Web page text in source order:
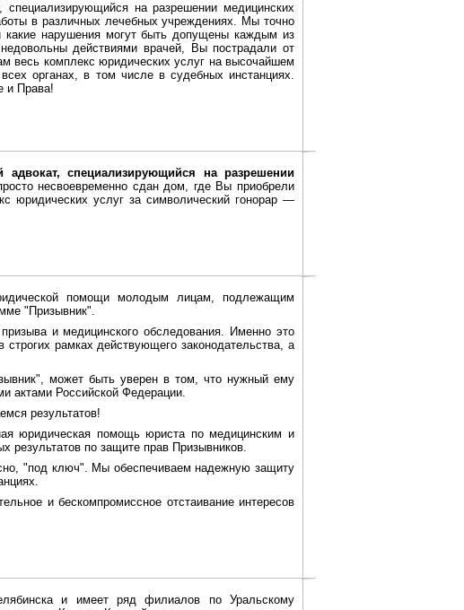
на разрешении медицинских
в различных лечебных учреждениях. Мы точно
нарушения могут быть допущены каждым из
действиями врачей, Вы пострадали от
весь комплекс юридических услуг на высочайшем
органах, в том числе в судебных инстанциях.
и Права!
адвокат, специализирующийся на разрешении
несвоевременно сдан дом, где Вы приобрели
юридических услуг за символический гонорар —
помощи молодым лицам, подлежащим
"Призывник".
и медицинского обследования. Именно это
строгих рамках действующего законодательства, а
может быть уверен в том, что нужный ему
актами Российской Федерации.
результатов!
юридическая помощь юриста по медицинским и
результатов по защите прав Призывников.
"под ключ". Мы обеспечиваем надежную защиту
и бескомпромиссное отстаивание интересов
и имеет ряд филиалов по Уральскому